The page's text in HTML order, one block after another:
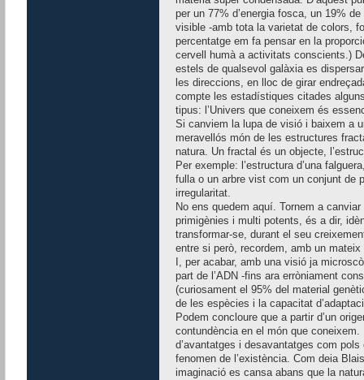
per un 77% d’energia fosca, un 19%
visible -amb tota la varietat de colors,
percentatge em fa pensar en la
cervell humà a activitats conscients.)
estels de qualsevol galàxia es
les direccions, en lloc de girar
compte les estadístiques citades
tipus: l’Univers que coneixem és
Si canviem la lupa de visió i baixem a
meravellós món de les estructures
natura. Un fractal és un objecte,
Per exemple: l’estructura d’una
fulla o un arbre vist com un conjunt de
irregularitat.
No ens quedem aquí. Tornem a
primigènies i multi potents, és a dir,
transformar-se, durant el seu
entre si però, recordem, amb un mateix
I, per acabar, amb una visió ja
part de l’ADN -fins ara erròniament
(curiosament el 95% del material
de les espècies i la capacitat
Podem concloure que a partir d’un
contundència en el món que
d’avantatges i desavantatges com
fenomen de l’existència. Com deia
imaginació es cansa abans que la